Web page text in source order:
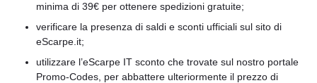
minima di 39€ per ottenere spedizioni gratuite;
verificare la presenza di saldi e sconti ufficiali sul sito di
eScarpe.it;
utilizzare l’eScarpe IT sconto che trovate sul nostro portale
Promo-Codes, per abbattere ulteriormente il prezzo di